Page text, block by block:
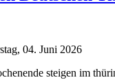
04. Juni 2026
steigen im